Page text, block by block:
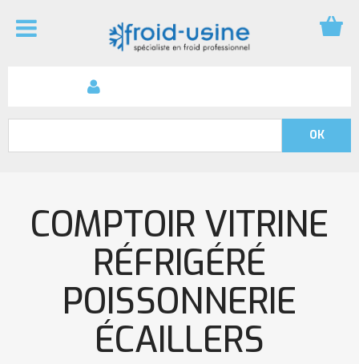
COMPTOIR VITRINE
RÉFRIGÉRÉ
POISSONNERIE
ÉCAILLERS